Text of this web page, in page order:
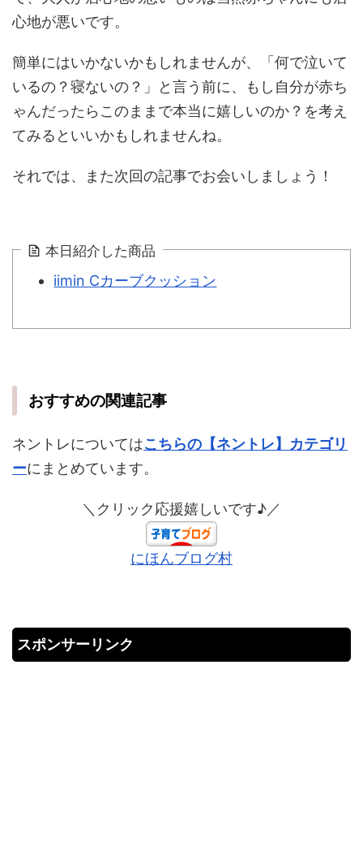
心地が悪いです。
簡単にはいかないかもしれませんが、「何で泣いて
いるの？寝ないの？」と言う前に、もし自分が赤ち
ゃんだったらこのままで本当に嬉しいのか？を考え
てみるといいかもしれませんね。
それでは、また次回の記事でお会いしましょう！
本日紹介した商品
iimin Cカーブクッション
おすすめの関連記事
ネントレについてはこちらの【ネントレ】カテゴリ
ーにまとめています。
＼クリック応援嬉しいです♪／
にほんブログ村
スポンサーリンク